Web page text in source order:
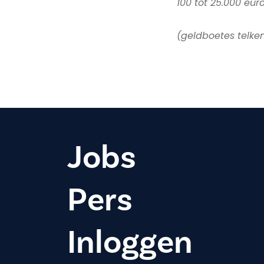
(geldboetes
Jobs
Pers
Inloggen